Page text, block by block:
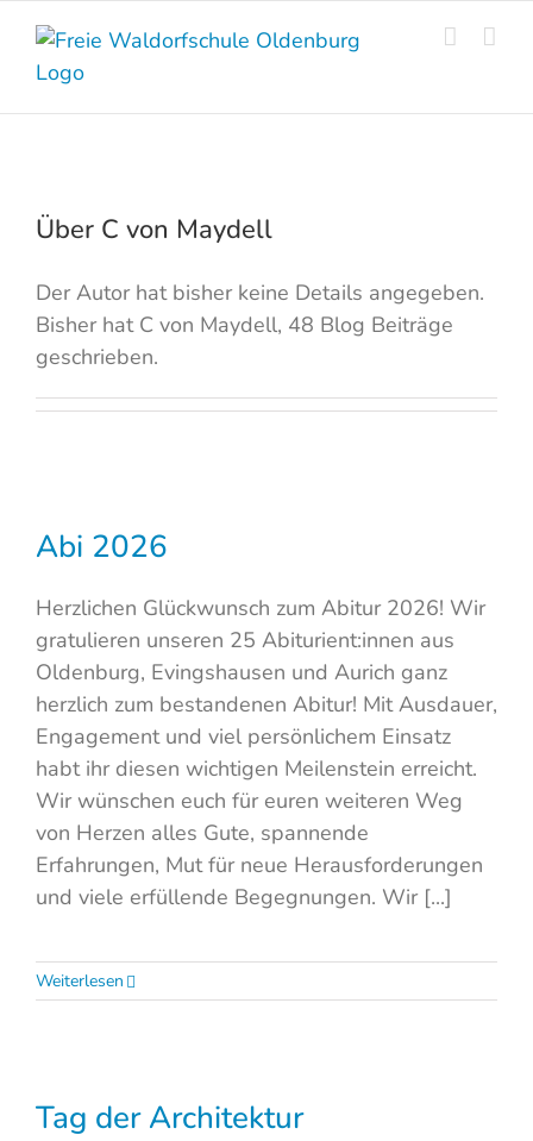
content
Über C von Maydell
Der Autor hat bisher keine Details angegeben.
Bisher hat C von Maydell, 48 Blog Beiträge
geschrieben.
Abi 2026
Herzlichen Glückwunsch zum Abitur 2026! Wir
gratulieren unseren 25 Abiturient:innen aus
Oldenburg, Evingshausen und Aurich ganz
herzlich zum bestandenen Abitur! Mit Ausdauer,
Engagement und viel persönlichem Einsatz
habt ihr diesen wichtigen Meilenstein erreicht.
Wir wünschen euch für euren weiteren Weg
von Herzen alles Gute, spannende
Erfahrungen, Mut für neue Herausforderungen
und viele erfüllende Begegnungen. Wir [...]
Weiterlesen
Tag der Architektur